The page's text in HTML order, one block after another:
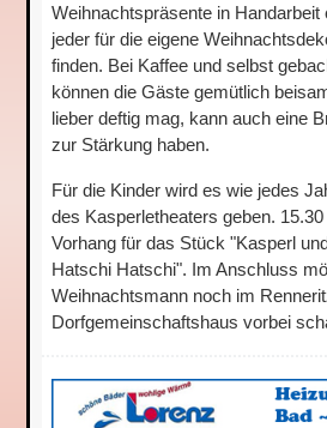
Weihnachtspräsente in Handarbeit
jeder für die eigene
finden. Bei Kaffee und selbst
können die Gäste gemütlich
lieber deftig mag, kann auch eine
zur Stärkung haben.
Für die Kinder wird es wie jedes
des Kasperletheaters geben.
Vorhang für das Stück "Kasperl
Hatschi Hatschi". Im Anschluss
Weihnachtsmann noch im
Dorfgemeinschaftshaus vorbei